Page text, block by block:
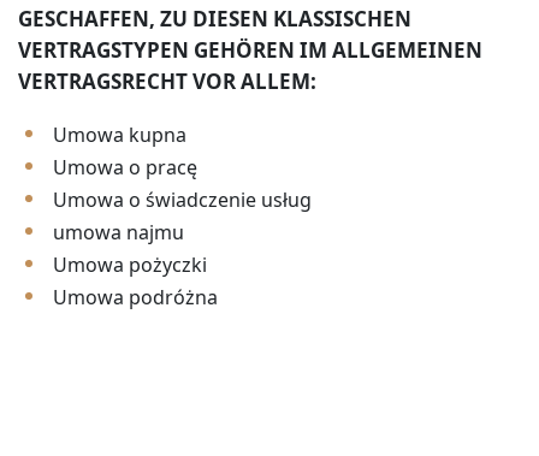
GESCHAFFEN, ZU DIESEN KLASSISCHEN
VERTRAGSTYPEN GEHÖREN IM ALLGEMEINEN
VERTRAGSRECHT VOR ALLEM:
Umowa kupna
Umowa o pracę
Umowa o świadczenie usług
umowa najmu
Umowa pożyczki
Umowa podróżna